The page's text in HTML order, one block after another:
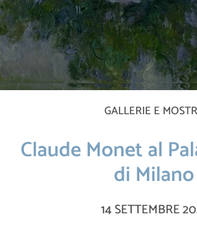
GALLERIE E
Claude Monet al
di Milano
14 SETTEMBRE